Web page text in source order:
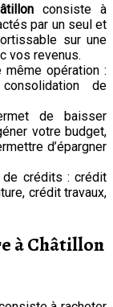
consiste à
par un seul et
sur une
vos revenus.
opération :
consolidation de
de baisser
votre budget,
d’épargner
crédits : crédit
crédit travaux,
à Châtillon